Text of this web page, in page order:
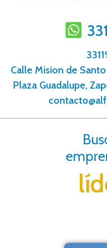
Calle Mision de
Plaza Guadalupe,